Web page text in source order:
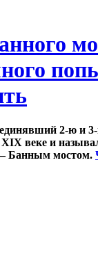
2-ю и 3-
веке и
Банным мостом.